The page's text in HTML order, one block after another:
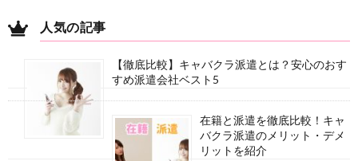
人気の記事
【徹底比較】キャバクラ派遣とは？安心のおす
すめ派遣会社ベスト5
在籍と派遣を徹底比較！キャ
バクラ派遣のメリット・デメ
リットを紹介